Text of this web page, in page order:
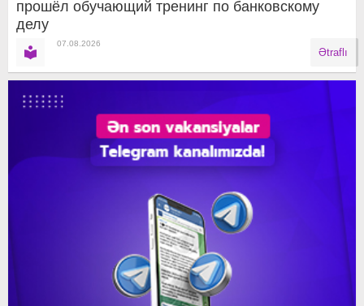
прошёл обучающий тренинг по банковскому
делу
07.08.2026
Ətraflı